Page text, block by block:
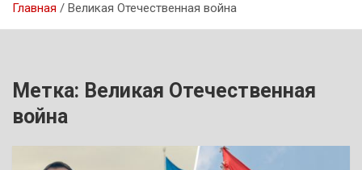
Главная Великая Отечественная война
Метка: Великая Отечественная
война